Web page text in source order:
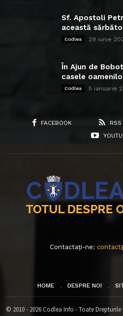
Sf. Apostoli
această
Codlea 29 iunie
În Ajun de
casele
Codlea 5 ianuarie
FACEBOOK RSS
Contactați-ne:
HOME DESPRE NOI
© 2010 - 2026 Codlea Info - Toate